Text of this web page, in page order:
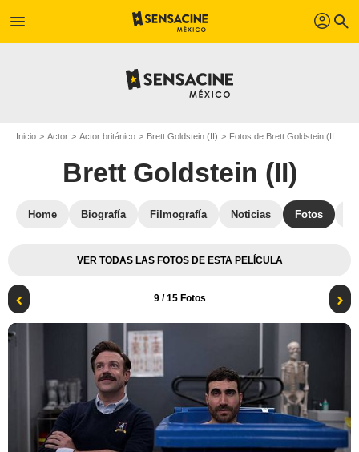
menu profil search
Inicio Actor Actor británico Brett Goldstein (II) Fotos de Brett Goldstein (II)
Brett Goldstein (II)
Home Biografía Filmografía Noticias Fotos
VER TODAS LAS FOTOS DE ESTA PELÍCULA
9/ 15 Fotos